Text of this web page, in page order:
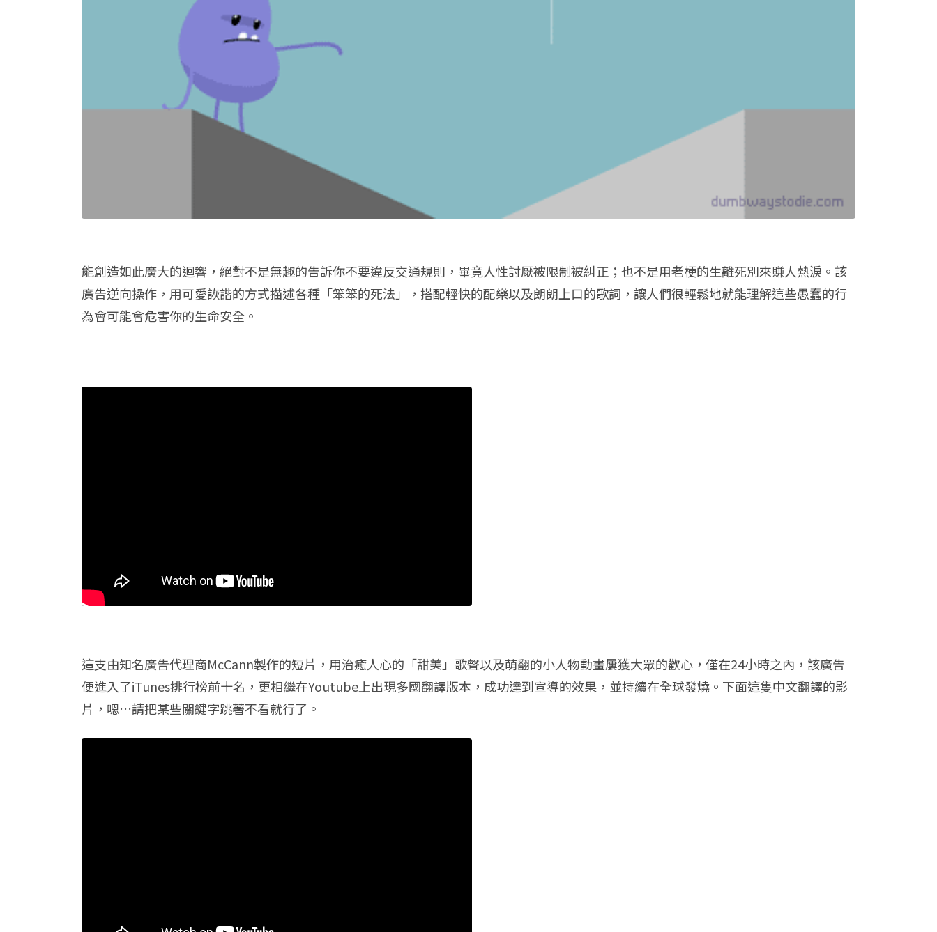
能創造如此廣大的迴響，絕對不是無趣的告訴你不要違反交通規則，畢竟人性討厭被限制被糾正；也不是用老梗的生離死別來賺人熱淚。該
廣告逆向操作，用可愛詼諧的方式描述各種「笨笨的死法」，搭配輕快的配樂以及朗朗上口的歌詞，讓人們很輕鬆地就能理解這些愚蠢的行
為會可能會危害你的生命安全。
這支由知名廣告代理商McCann製作的短片，用治癒人心的「甜美」歌聲以及萌翻的小人物動畫屢獲大眾的歡心，僅在24小時之內，該廣告
便進入了iTunes排行榜前十名，更相繼在Youtube上出現多國翻譯版本，成功達到宣導的效果，並持續在全球發燒。下面這隻中文翻譯的影
片，嗯…請把某些關鍵字跳著不看就行了。